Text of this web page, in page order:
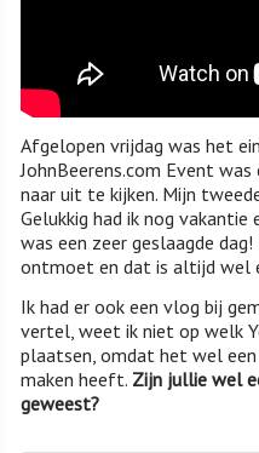
Afgelopen vrijdag was het
JohnBeerens.com Event
naar uit te kijken. Mijn
Gelukkig had ik nog
was een zeer geslaagde
ontmoet en dat is altijd wel
Ik had er ook een vlog bij
vertel, weet ik niet op welk
plaatsen, omdat het wel
maken heeft. Zijn jullie wel
geweest?